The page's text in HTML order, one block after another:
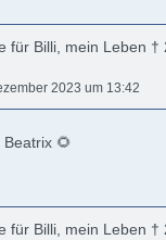
für Billi, mein Leben †
2023 um 13:42
🌻
für Billi, mein Leben †